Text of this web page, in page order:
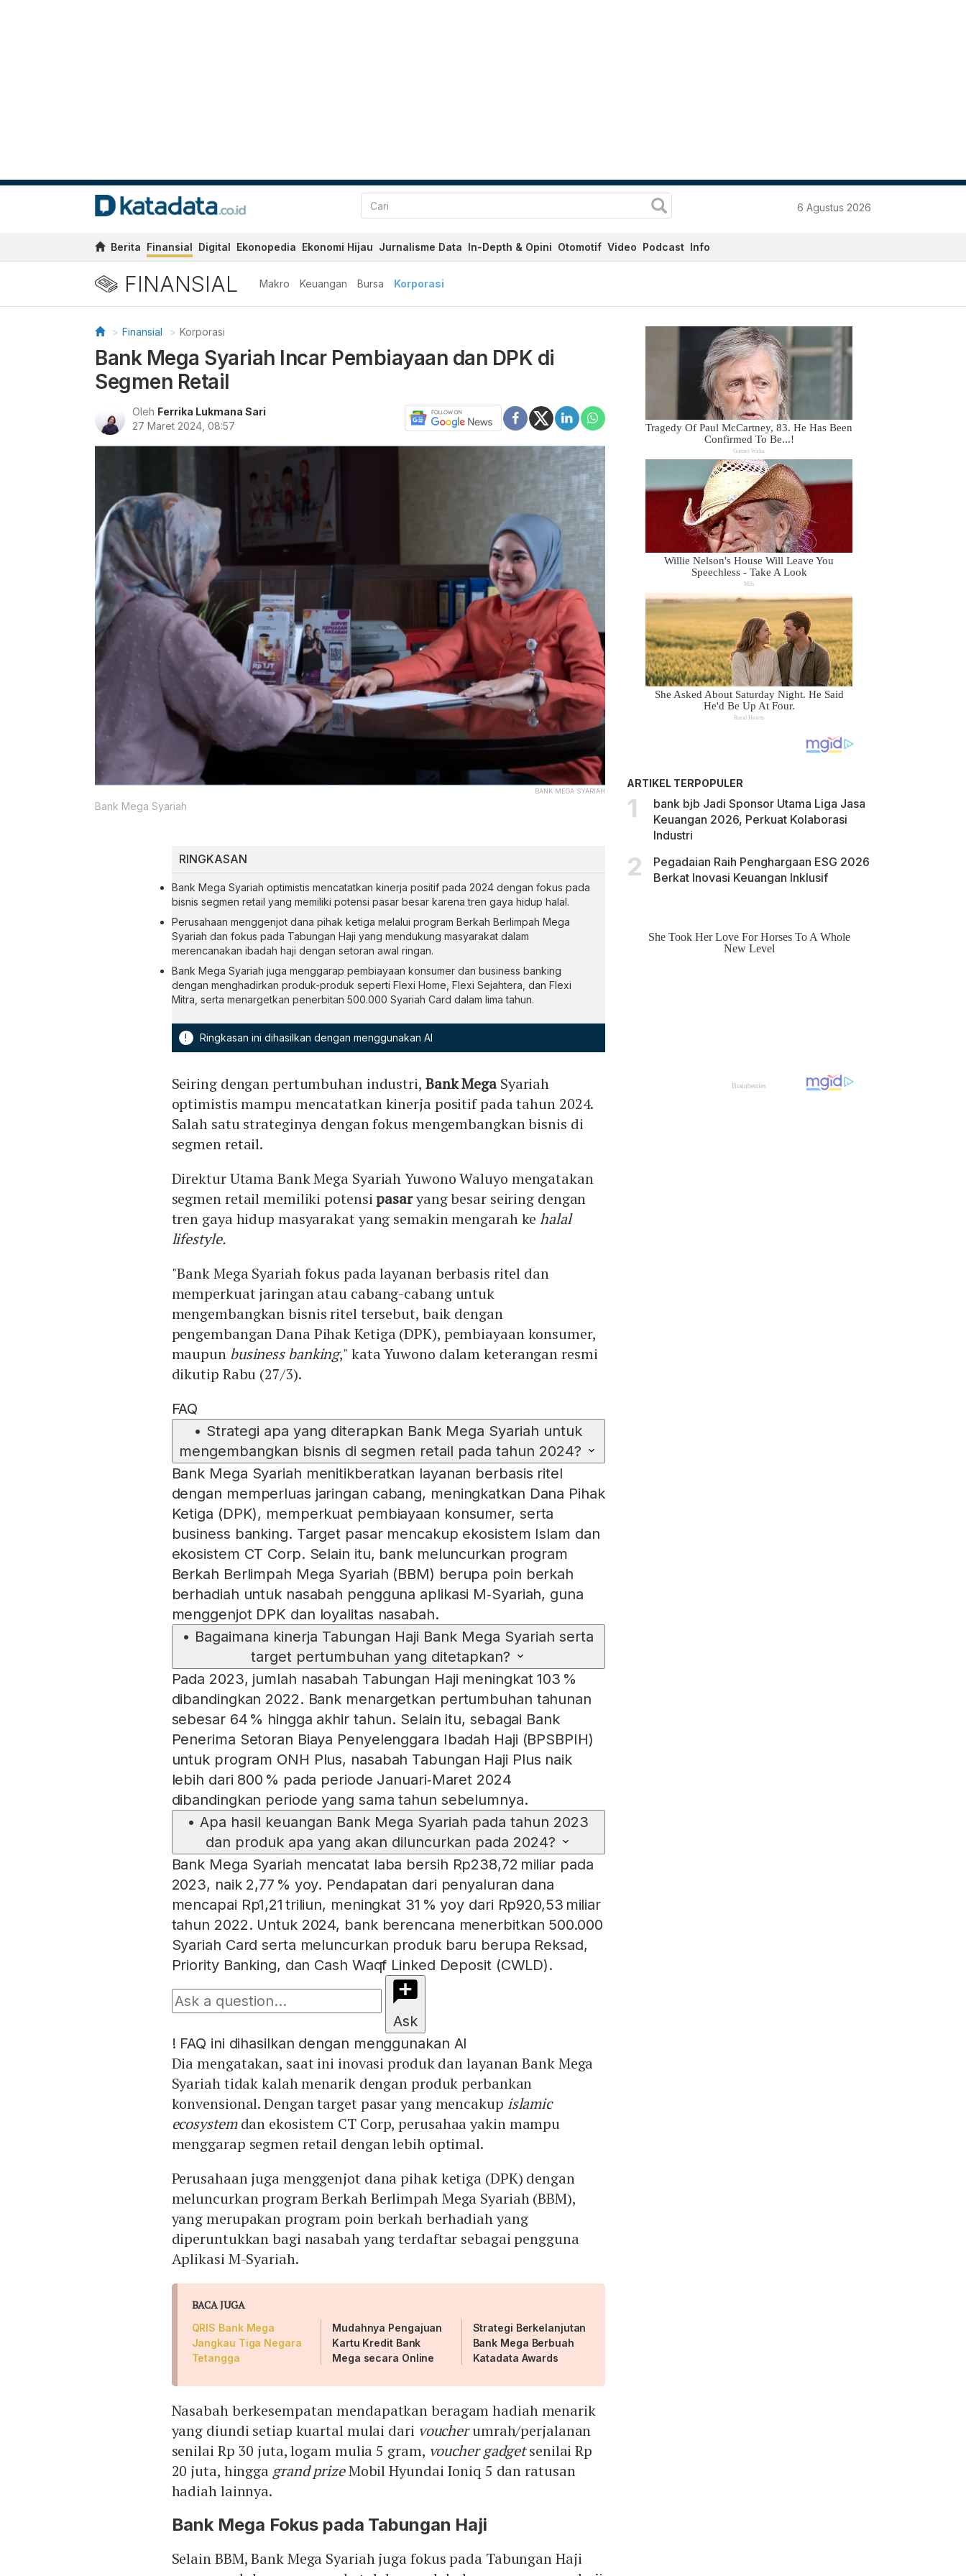
6 Agustus 2026
Berita Finansial Digital Ekonopedia Ekonomi Hijau Jurnalisme Data In-Depth & Opini Otomotif Video Podcast Info
FINANSIAL Makro Keuangan Bursa Korporasi
Finansial Korporasi
Bank Mega Syariah Incar Pembiayaan dan DPK di
Segmen Retail
Oleh Ferrika Lukmana Sari
27 Maret 2024, 08:57
BANK MEGA SYARIAH
Bank Mega Syariah
RINGKASAN
Bank Mega Syariah optimistis mencatatkan kinerja positif pada 2024 dengan fokus pada
bisnis segmen retail yang memiliki potensi pasar besar karena tren gaya hidup halal.
Perusahaan menggenjot dana pihak ketiga melalui program Berkah Berlimpah Mega
Syariah dan fokus pada Tabungan Haji yang mendukung masyarakat dalam
merencanakan ibadah haji dengan setoran awal ringan.
Bank Mega Syariah juga menggarap pembiayaan konsumer dan business banking
dengan menghadirkan produk-produk seperti Flexi Home, Flexi Sejahtera, dan Flexi
Mitra, serta menargetkan penerbitan 500.000 Syariah Card dalam lima tahun.
! Ringkasan ini dihasilkan dengan menggunakan AI
Seiring dengan pertumbuhan industri, Bank MegaSyariah
optimistis mampu mencatatkan kinerja positif pada tahun 2024.
Salah satu strateginya dengan fokus mengembangkan bisnis di
segmen retail.
Direktur Utama Bank Mega Syariah Yuwono Waluyo mengatakan
segmen retail memiliki potensipasaryang besar seiring dengan
tren gaya hidup masyarakat yang semakin mengarah kehalal
lifestyle.
"Bank Mega Syariah fokus pada layanan berbasis ritel dan
memperkuat jaringan atau cabang-cabang untuk
mengembangkan bisnis ritel tersebut, baik dengan
pengembangan Dana Pihak Ketiga (DPK), pembiayaan konsumer,
maupun business banking," kata Yuwono dalam keterangan resmi
dikutip Rabu (27/3).
FAQ
• Strategi apa yang diterapkan Bank Mega Syariah untuk
mengembangkan bisnis di segmen retail pada tahun 2024?
Bank Mega Syariah menitikberatkan layanan berbasis ritel
dengan memperluas jaringan cabang, meningkatkan Dana Pihak
Ketiga (DPK), memperkuat pembiayaan konsumer, serta
business banking. Target pasar mencakup ekosistem Islam dan
ekosistem CT Corp. Selain itu, bank meluncurkan program
Berkah Berlimpah Mega Syariah (BBM) berupa poin berkah
berhadiah untuk nasabah pengguna aplikasi M‑Syariah, guna
menggenjot DPK dan loyalitas nasabah.
• Bagaimana kinerja Tabungan Haji Bank Mega Syariah serta
target pertumbuhan yang ditetapkan?
Pada 2023, jumlah nasabah Tabungan Haji meningkat 103 %
dibandingkan 2022. Bank menargetkan pertumbuhan tahunan
sebesar 64 % hingga akhir tahun. Selain itu, sebagai Bank
Penerima Setoran Biaya Penyelenggara Ibadah Haji (BPSBPIH)
untuk program ONH Plus, nasabah Tabungan Haji Plus naik
lebih dari 800 % pada periode Januari‑Maret 2024
dibandingkan periode yang sama tahun sebelumnya.
• Apa hasil keuangan Bank Mega Syariah pada tahun 2023
dan produk apa yang akan diluncurkan pada 2024?
Bank Mega Syariah mencatat laba bersih Rp238,72 miliar pada
2023, naik 2,77 % yoy. Pendapatan dari penyaluran dana
mencapai Rp1,21 triliun, meningkat 31 % yoy dari Rp920,53 miliar
tahun 2022. Untuk 2024, bank berencana menerbitkan 500.000
Syariah Card serta meluncurkan produk baru berupa Reksad,
Priority Banking, dan Cash Waqf Linked Deposit (CWLD).
Ask
! FAQ ini dihasilkan dengan menggunakan AI
Dia mengatakan, saat ini inovasi produk dan layanan Bank Mega
Syariah tidak kalah menarik dengan produk perbankan
konvensional. Dengan target pasar yang mencakup islamic
ecosystemdan ekosistem CT Corp, perusahaa yakin mampu
menggarap segmen retail dengan lebih optimal.
Perusahaan juga menggenjot dana pihak ketiga (DPK) dengan
meluncurkan program Berkah Berlimpah Mega Syariah (BBM),
yang merupakan program poin berkah berhadiah yang
diperuntukkan bagi nasabah yang terdaftar sebagai pengguna
Aplikasi M-Syariah.
BACA JUGA
QRIS Bank Mega
Jangkau Tiga Negara
Tetangga
Mudahnya Pengajuan
Kartu Kredit Bank
Mega secara Online
Strategi Berkelanjutan
Bank Mega Berbuah
Katadata Awards
Nasabah berkesempatan mendapatkan beragam hadiah menarik
yang diundi setiap kuartal mulai dari voucherumrah/perjalanan
senilai Rp 30 juta, logam mulia 5 gram, voucher gadgetsenilai Rp
20 juta, hingga grand prizeMobil Hyundai Ioniq 5 dan ratusan
hadiah lainnya.
Bank Mega Fokus pada Tabungan Haji
Selain BBM, Bank Mega Syariah juga fokus pada Tabungan Haji
ARTIKEL TERPOPULER
bank bjb Jadi Sponsor Utama Liga Jasa
Keuangan 2026, Perkuat Kolaborasi
Industri
Pegadaian Raih Penghargaan ESG 2026
Berkat Inovasi Keuangan Inklusif